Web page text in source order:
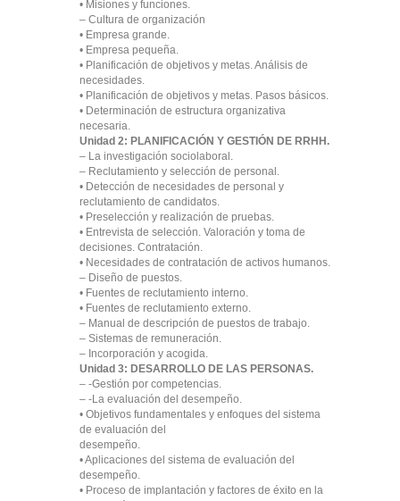
• Misiones y funciones.
– Cultura de organización
• Empresa grande.
• Empresa pequeña.
• Planificación de objetivos y metas. Análisis de
necesidades.
• Planificación de objetivos y metas. Pasos básicos.
• Determinación de estructura organizativa
necesaria.
Unidad 2: PLANIFICACIÓN Y GESTIÓN DE RRHH.
– La investigación sociolaboral.
– Reclutamiento y selección de personal.
• Detección de necesidades de personal y
reclutamiento de candidatos.
• Preselección y realización de pruebas.
• Entrevista de selección. Valoración y toma de
decisiones. Contratación.
• Necesidades de contratación de activos humanos.
– Diseño de puestos.
• Fuentes de reclutamiento interno.
• Fuentes de reclutamiento externo.
– Manual de descripción de puestos de trabajo.
– Sistemas de remuneración.
– Incorporación y acogida.
Unidad 3: DESARROLLO DE LAS PERSONAS.
– -Gestión por competencias.
– -La evaluación del desempeño.
• Objetivos fundamentales y enfoques del sistema
de evaluación del
desempeño.
• Aplicaciones del sistema de evaluación del
desempeño.
• Proceso de implantación y factores de éxito en la